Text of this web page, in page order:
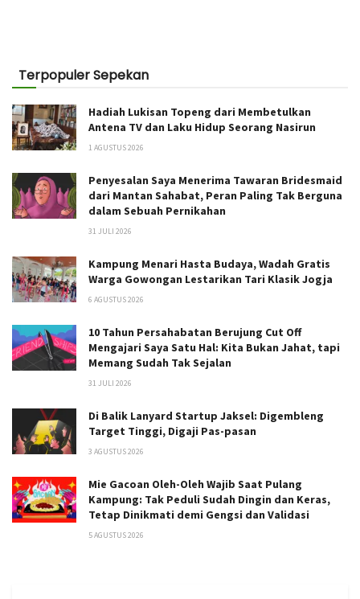
Terpopuler Sepekan
Hadiah Lukisan Topeng dari Membetulkan
Antena TV dan Laku Hidup Seorang Nasirun
1 AGUSTUS 2026
Penyesalan Saya Menerima Tawaran Bridesmaid
dari Mantan Sahabat, Peran Paling Tak Berguna
dalam Sebuah Pernikahan
31 JULI 2026
Kampung Menari Hasta Budaya, Wadah Gratis
Warga Gowongan Lestarikan Tari Klasik Jogja
6 AGUSTUS 2026
10 Tahun Persahabatan Berujung Cut Off
Mengajari Saya Satu Hal: Kita Bukan Jahat, tapi
Memang Sudah Tak Sejalan
31 JULI 2026
Di Balik Lanyard Startup Jaksel: Digembleng
Target Tinggi, Digaji Pas-pasan
3 AGUSTUS 2026
Mie Gacoan Oleh-Oleh Wajib Saat Pulang
Kampung: Tak Peduli Sudah Dingin dan Keras,
Tetap Dinikmati demi Gengsi dan Validasi
5 AGUSTUS 2026